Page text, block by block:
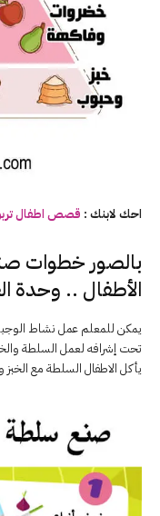
احك لابنك : قصص اطفال
بالصور خطوات
الأطفال .. وحدة
يمكن للمعلم عمل نشاط الوجبة
تحت إشرافه لعمل السلطة
يأكل الاطفال السلطة مع